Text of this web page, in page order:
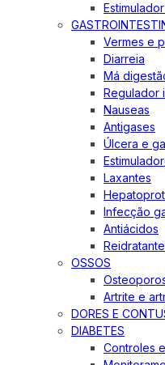
Vermes e
Diarreia
Má
Regulador
Nauseas
Antigases
Úlcera e
Laxantes
Infecção
Antiácidos
OSSOS
Artrite e
DORES E
DIABETES
Controles